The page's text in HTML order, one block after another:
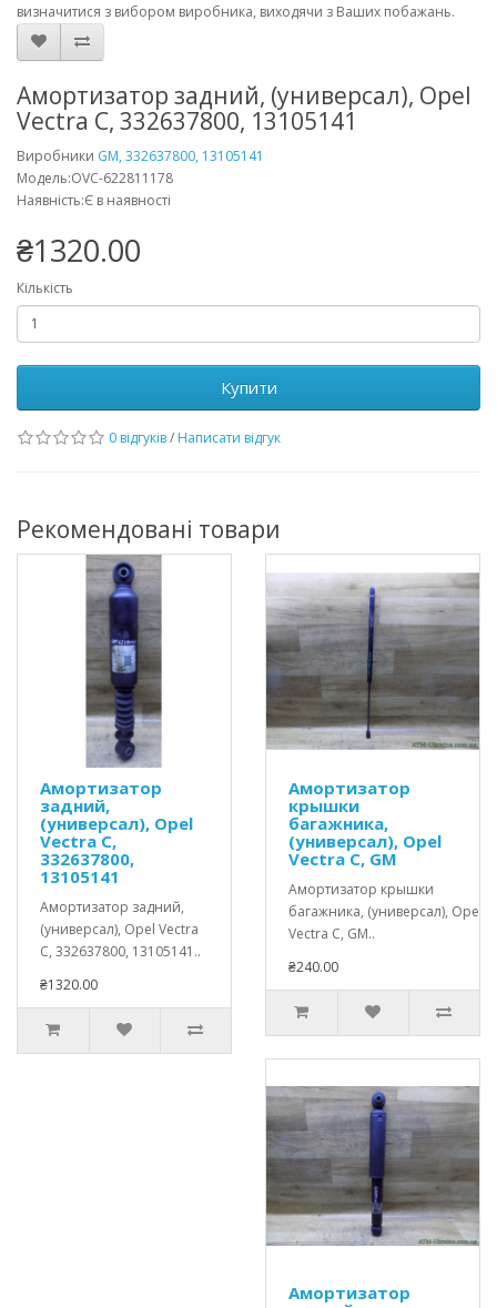
визначитися з вибором виробника, виходячи з Ваших побажань.
Амортизатор задний, (универсал), Opel
Vectra C, 332637800, 13105141
Виробники GM, 332637800, 13105141
Модель:OVC-622811178
Наявність:Є в наявності
₴1320.00
Кількість
Купити
0 відгуків/ Написати відгук
Рекомендовані товари
Амортизатор
задний,
(универсал), Opel
Vectra C,
332637800,
13105141
Амортизатор задний,
(универсал), Opel Vectra
C, 332637800, 13105141..
₴1320.00
Амортизатор
крышки
багажника,
(универсал), Opel
Vectra C, GM
Амортизатор крышки
багажника, (универсал), Opel
Vectra C, GM..
₴240.00
Амортизатор